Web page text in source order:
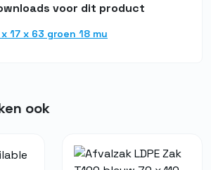
voor dit product
17 x 63 groen 18 mu
ook